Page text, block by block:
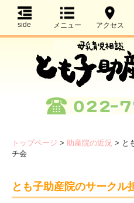
side メニュー アクセス
トップページ > 助産院の近況 > と
チ会
とも子助産院のサークル